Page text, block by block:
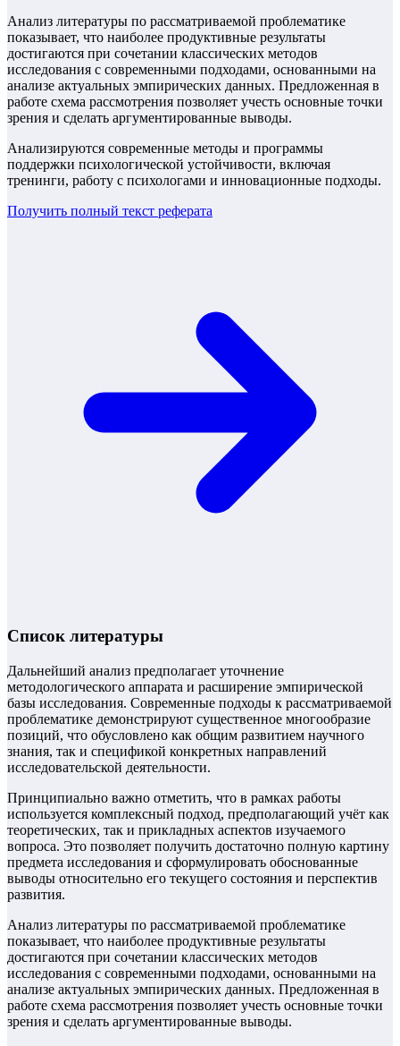
Анализ литературы по рассматриваемой проблематике
показывает, что наиболее продуктивные результаты
достигаются при сочетании классических методов
исследования с современными подходами, основанными на
анализе актуальных эмпирических данных. Предложенная в
работе схема рассмотрения позволяет учесть основные точки
зрения и сделать аргументированные выводы.
Анализируются современные методы и программы
поддержки психологической устойчивости, включая
тренинги, работу с психологами и инновационные подходы.
Получить полный текст реферата
Список литературы
Дальнейший анализ предполагает уточнение
методологического аппарата и расширение эмпирической
базы исследования. Современные подходы к рассматриваемой
проблематике демонстрируют существенное многообразие
позиций, что обусловлено как общим развитием научного
знания, так и спецификой конкретных направлений
исследовательской деятельности.
Принципиально важно отметить, что в рамках работы
используется комплексный подход, предполагающий учёт как
теоретических, так и прикладных аспектов изучаемого
вопроса. Это позволяет получить достаточно полную картину
предмета исследования и сформулировать обоснованные
выводы относительно его текущего состояния и перспектив
развития.
Анализ литературы по рассматриваемой проблематике
показывает, что наиболее продуктивные результаты
достигаются при сочетании классических методов
исследования с современными подходами, основанными на
анализе актуальных эмпирических данных. Предложенная в
работе схема рассмотрения позволяет учесть основные точки
зрения и сделать аргументированные выводы.